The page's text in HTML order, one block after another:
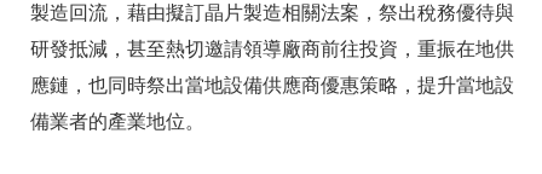
製造回流，藉由擬訂晶片製造相關法案，祭出稅務優待與
研發抵減，甚至熱切邀請領導廠商前往投資，重振在地供
應鏈，也同時祭出當地設備供應商優惠策略，提升當地設
備業者的產業地位。